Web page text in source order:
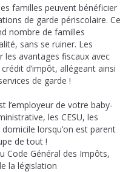
familles peuvent bénéficier
de garde périscolaire. Ce
nombre de familles
sans se ruiner. Les
les avantages fiscaux avec
d’impôt, allégeant ainsi
de garde !
l’employeur de votre baby-
les CESU, les
lorsqu’on est parent
de tout !
Code Général des Impôts,
la législation